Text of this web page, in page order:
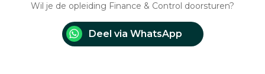
Wil je de opleiding Finance & Control doorsturen?
Deel via WhatsApp